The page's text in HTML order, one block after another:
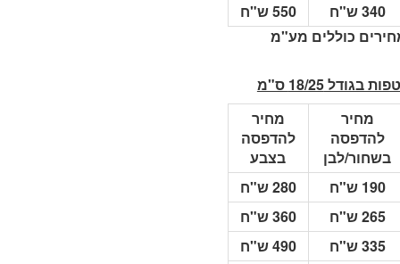
340 ש"ח
550 ש"ח
כוללים מע"מ
בגודל 18/25 ס"מ
מחיר
להדפסה
בשחור/לבן
מחיר
להדפסה
בצבע
190 ש"ח
280 ש"ח
265 ש"ח
360 ש"ח
335 ש"ח
490 ש"ח